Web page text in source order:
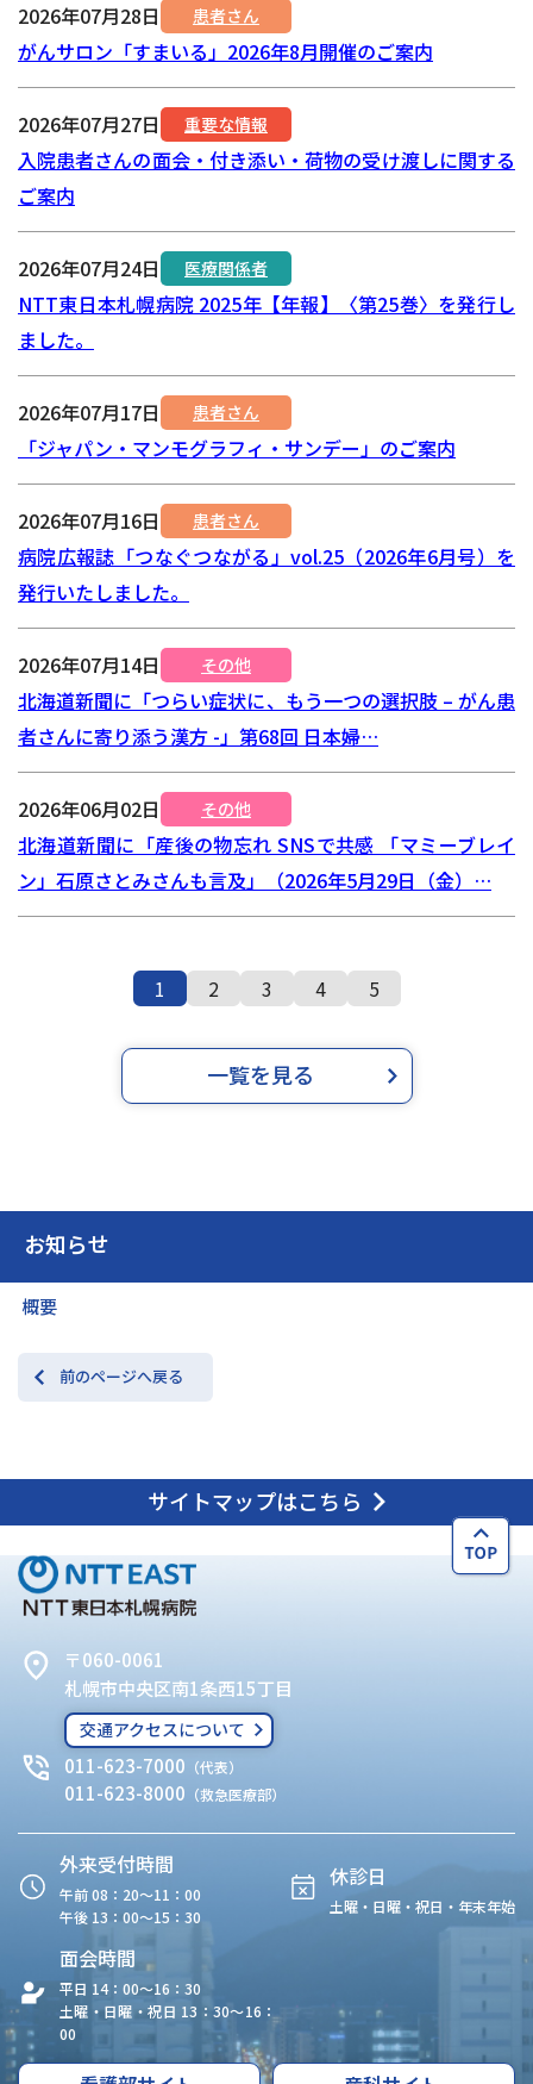
お知らせ
概要
前のページへ戻る
2026年07月28日 患者さん
がんサロン「すまいる」2026年8月開催のご案内
2026年07月27日 重要な情報
入院患者さんの面会・付き添い・荷物の受け渡しに関する
ご案内
2026年07月24日 医療関係者
NTT東日本札幌病院 2025年【年報】〈第25巻〉を発行し
ました。
2026年07月17日 患者さん
「ジャパン・マンモグラフィ・サンデー」のご案内
2026年07月16日 患者さん
病院広報誌「つなぐつながる」vol.25（2026年6月号）を
発行いたしました。
2026年07月14日 その他
北海道新聞に「つらい症状に、もう一つの選択肢 – がん患
者さんに寄り添う漢方 -」第68回 日本婦…
2026年06月02日 その他
北海道新聞に「産後の物忘れ SNSで共感 「マミーブレイ
ン」石原さとみさんも言及」（2026年5月29日（金）…
1 2 3 4 5
一覧を見る
サイトマップはこちら
〒060-0061
札幌市中央区南1条西15丁目
交通アクセスについて
011-623-7000 （代表）
011-623-8000 （救急医療部）
外来受付時間
午前 08：20〜11：00
午後 13：00〜15：30
休診日
土曜・日曜・祝日・年末年始
面会時間
平日 14：00〜16：30
土曜・日曜・祝日 13：30〜16：
00